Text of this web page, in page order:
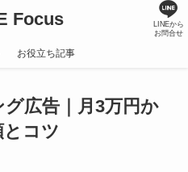
Focus LINEから
お問合せ
お役立ち記事
広告｜月3万円か
コツ